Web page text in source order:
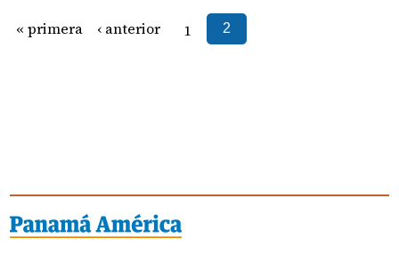
« primera ‹ anterior 1 2